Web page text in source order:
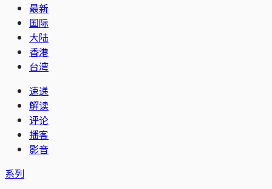
最新
国际
大陆
香港
台湾
速递
解读
评论
播客
影音
系列